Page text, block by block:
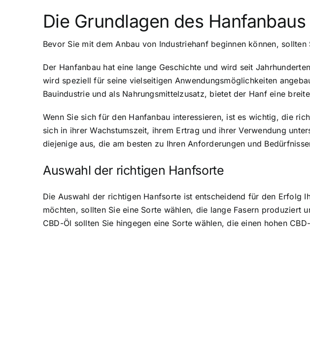
Die Grundlagen des Hanfanbaus
Bevor Sie mit dem Anbau von Industriehanf beginnen können,
Der Hanfanbau hat eine lange Geschichte und wird seit
wird speziell für seine vielseitigen Anwendungsmöglichkeiten
Bauindustrie und als Nahrungsmittelzusatz, bietet der Hanf eine
Wenn Sie sich für den Hanfanbau interessieren, ist es wichtig, die
sich in ihrer Wachstumszeit, ihrem Ertrag und ihrer Verwendung
diejenige aus, die am besten zu Ihren Anforderungen und
Auswahl der richtigen Hanfsorte
Die Auswahl der richtigen Hanfsorte ist entscheidend für den Erfolg
möchten, sollten Sie eine Sorte wählen, die lange Fasern produziert
CBD-Öl sollten Sie hingegen eine Sorte wählen, die einen hohen